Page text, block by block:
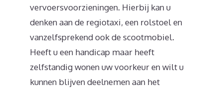
vervoersvoorzieningen. Hierbij kan u
denken aan de regiotaxi, een rolstoel en
vanzelfsprekend ook de scootmobiel.
Heeft u een handicap maar heeft
zelfstandig wonen uw voorkeur en wilt u
kunnen blijven deelnemen aan het